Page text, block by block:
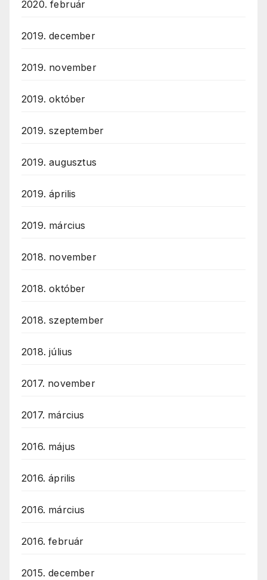
2020. február
2019. december
2019. november
2019. október
2019. szeptember
2019. augusztus
2019. április
2019. március
2018. november
2018. október
2018. szeptember
2018. július
2017. november
2017. március
2016. május
2016. április
2016. március
2016. február
2015. december